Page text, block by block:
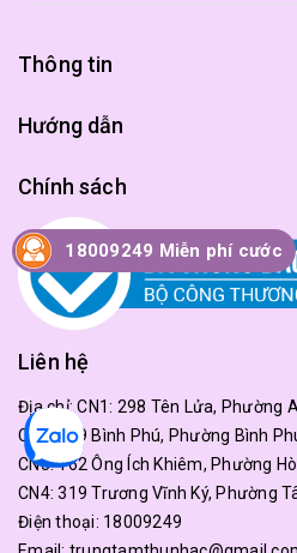
Thông tin
Hướng dẫn
Chính sách
Liên hệ
Địa chỉ:CN1: 298 Tên Lửa, Phường
CN2: 179 Bình Phú, Phường Bình
CN3: 162 Ông Ích Khiêm, Phường
CN4: 319 Trương Vĩnh Ký, Phường
Điện thoại: 18009249
18009249 Miễn phí cước